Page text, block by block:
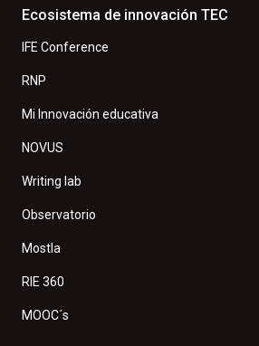
Ecosistema de innovación TEC
IFE Conference
RNP
Mi Innovación educativa
NOVUS
Writing lab
Observatorio
Mostla
RIE 360
MOOC´s